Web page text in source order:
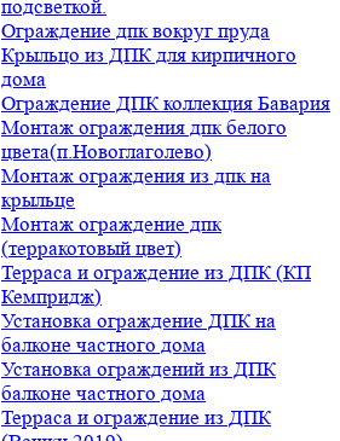
подсветкой.
Ограждение дпк вокруг пруда
Крыльцо из ДПК для кирпичного
дома
Ограждение ДПК коллекция Бавария
Монтаж ограждения дпк белого
цвета(п.Новоглаголево)
Монтаж ограждения из дпк на
крыльце
Монтаж ограждение дпк
(терракотовый цвет)
Терраса и ограждение из ДПК (КП
Кемпридж)
Установка ограждение ДПК на
балконе частного дома
Установка ограждений из ДПК
балконе частного дома
Терраса и ограждение из ДПК